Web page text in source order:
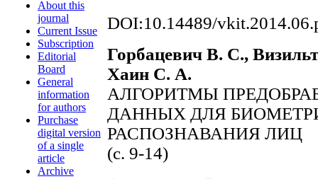
About this
journal
Current Issue
Subscription
Editorial
Board
General
information
for authors
Purchase
digital version
of a single
article
Archive
DOI:10.14489/
Горбацевич В. С.,
Хаин С. А.
АЛГОРИТМЫ
ДАННЫХ ДЛЯ
РАСПОЗНАВАНИЯ ЛИЦ
(с. 9-14)